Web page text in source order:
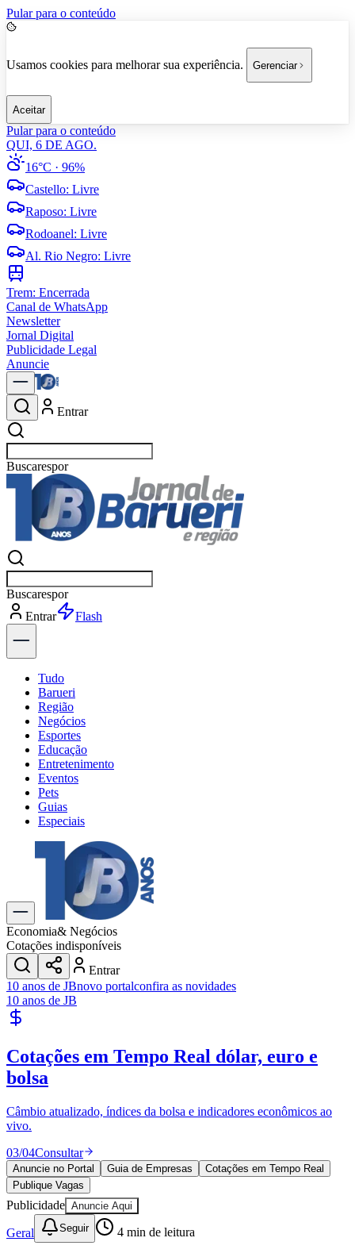
Pular para o conteúdo
Usamos cookies para melhorar sua experiência. Gerenciar
Aceitar
Pular para o conteúdo
QUI, 6 DE AGO.
16°C · 96%
Castello: Livre
Raposo: Livre
Rodoanel: Livre
Al. Rio Negro: Livre
Trem: Encerrada
Canal de WhatsApp
Newsletter
Jornal Digital
Publicidade Legal
Anuncie
Entrar
Buscarp
Buscarp
Entrar
Explorar
Tudo
Barueri
Região
Negócios
Esportes
Educação
Entretenimento
Eventos
Pets
Guias
Especiais
Explore Tudo
Últimas Notícias
Previsão do Tempo
Trânsito e Rotas
Dia a Dia & Lazer
Transportes
Gastronomia
Cinema & Shows
JogosNovo
Para Sua Empresa
Cadastrar Empresa
Divulgar VagasNovo
Publicidade Legal
Política
Saúde
Segurança
Cultura
Meio Ambiente
Obras
Educação
Economia& Negócios
Cotações indisponíveis
Entrar
10 anos de JBnovo portalconfira as novidades
10 anos de JB
Cotações em Tempo Real dólar, euro e
bolsa
Câmbio atualizado, índices da bolsa e indicadores econômicos ao
vivo.
03/04Consultar
Anuncie no Portal Guia de Empresas
Cotações em Tempo Real
Publique Vagas
Publicidade Anuncie Aqui
Geral Seguir 4 min de leitura